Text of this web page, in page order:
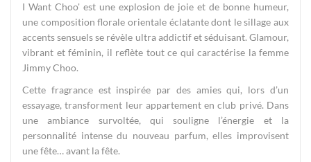
I Want Choo' est une explosion de joie et de bonne humeur,
une composition florale orientale éclatante dont le sillage aux
accents sensuels se révèle ultra addictif et séduisant. Glamour,
vibrant et féminin, il reflète tout ce qui caractérise la femme
Jimmy Choo.
Cette fragrance est inspirée par des amies qui, lors d’un
essayage, transforment leur appartement en club privé. Dans
une ambiance survoltée, qui souligne l’énergie et la
personnalité intense du nouveau parfum, elles improvisent
une fête… avant la fête.